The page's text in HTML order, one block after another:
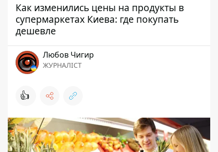
Как изменились цены на продукты в
супермаркетах Киева: где покупать
дешевле
Любов Чигир
ЖУРНАЛІСТ
👍